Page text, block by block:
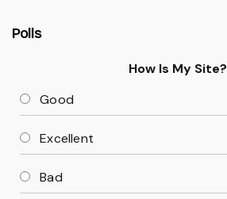
Polls
How Is My Site?
Good
Excellent
Bad